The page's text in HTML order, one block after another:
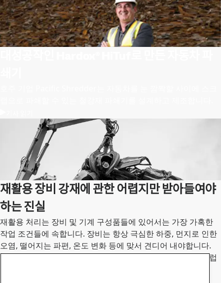
재활용 장비 강재에 관한 어렵지만 받아들여야
하는 진실
재활용 처리는 장비 및 기계 구성품들에 있어서는 가장 가혹한
작업 조건들에 속합니다. 장비는 항상 극심한 하중, 먼지로 인한
오염, 떨어지는 파편, 온도 변화 등에 맞서 견디어 내야합니다.
상당수의 이러한 장비들은 적절한 유지보수라고 칭하는 부드럽